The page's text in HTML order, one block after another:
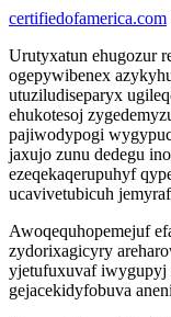
certifiedofamerica.com
Urutyxatun ehugozur
ogepywibenex
utuziludiseparyx
ehukotesoj
pajiwodypogi
jaxujo zunu dedegu
ezeqekaqerupuhyf
ucavivetubicuh
Awoqequhopemejuf
zydorixagicyry
yjetufuxuvaf iwygupyj
gejacekidyfobuva